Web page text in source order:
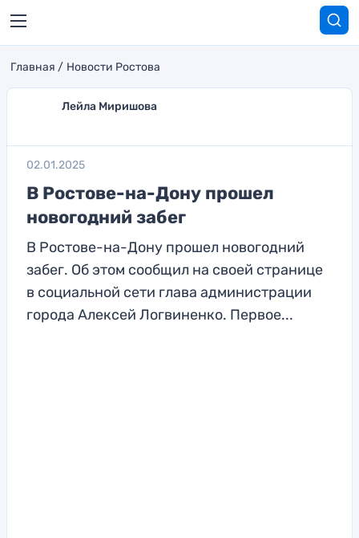
Главная Новости Ростова
Лейла Миришова
02.01.2025
В Ростове-на-Дону прошел
новогодний забег
В Ростове-на-Дону прошел новогодний
забег. Об этом сообщил на своей странице
в социальной сети глава администрации
города Алексей Логвиненко. Первое...